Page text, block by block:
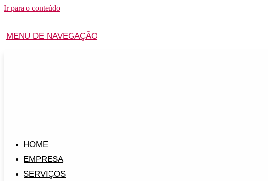
Ir para o conteúdo
MENU DE NAVEGAÇÃO
HOME
EMPRESA
SERVIÇOS